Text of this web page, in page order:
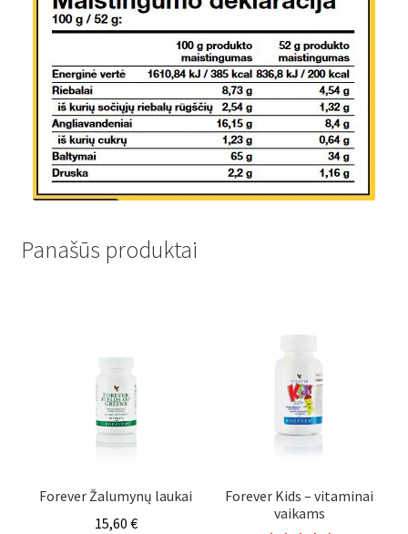
Panašūs produktai
Forever Žalumynų laukai
15,60 €
Forever Kids – vitaminai
vaikams